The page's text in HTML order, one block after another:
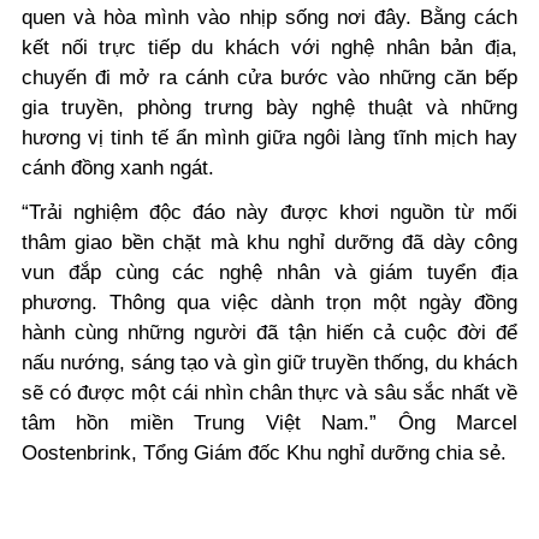
quen và hòa mình vào nhịp sống nơi đây. Bằng cách
kết nối trực tiếp du khách với nghệ nhân bản địa,
chuyến đi mở ra cánh cửa bước vào những căn bếp
gia truyền, phòng trưng bày nghệ thuật và những
hương vị tinh tế ẩn mình giữa ngôi làng tĩnh mịch hay
cánh đồng xanh ngát.
“Trải nghiệm độc đáo này được khơi nguồn từ mối
thâm giao bền chặt mà khu nghỉ dưỡng đã dày công
vun đắp cùng các nghệ nhân và giám tuyển địa
phương. Thông qua việc dành trọn một ngày đồng
hành cùng những người đã tận hiến cả cuộc đời để
nấu nướng, sáng tạo và gìn giữ truyền thống, du khách
sẽ có được một cái nhìn chân thực và sâu sắc nhất về
tâm hồn miền Trung Việt Nam.” Ông Marcel
Oostenbrink, Tổng Giám đốc Khu nghỉ dưỡng chia sẻ.